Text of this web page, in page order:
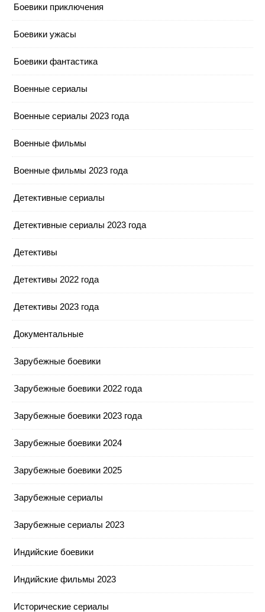
Боевики приключения
Боевики ужасы
Боевики фантастика
Военные сериалы
Военные сериалы 2023 года
Военные фильмы
Военные фильмы 2023 года
Детективные сериалы
Детективные сериалы 2023 года
Детективы
Детективы 2022 года
Детективы 2023 года
Документальные
Зарубежные боевики
Зарубежные боевики 2022 года
Зарубежные боевики 2023 года
Зарубежные боевики 2024
Зарубежные боевики 2025
Зарубежные сериалы
Зарубежные сериалы 2023
Индийские боевики
Индийские фильмы 2023
Исторические сериалы